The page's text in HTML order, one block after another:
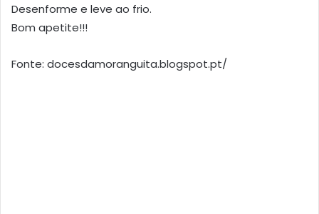
Desenforme e leve ao frio.
Bom apetite!!!
Fonte: docesdamoranguita.blogspot.pt/